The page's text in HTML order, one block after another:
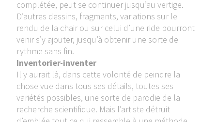
complétée, peut se continuer jusqu’au vertige.
D’autres dessins, fragments, variations sur le
rendu de la chair ou sur celui d’une ride pourront
venir s’y ajouter, jusqu’à obtenir une sorte de
rythme sans fin.
Inventorier-inventer
Il y aurait là, dans cette volonté de peindre la
chose vue dans tous ses détails, toutes ses
variétés possibles, une sorte de parodie de la
recherche scientifique. Mais l’artiste détruit